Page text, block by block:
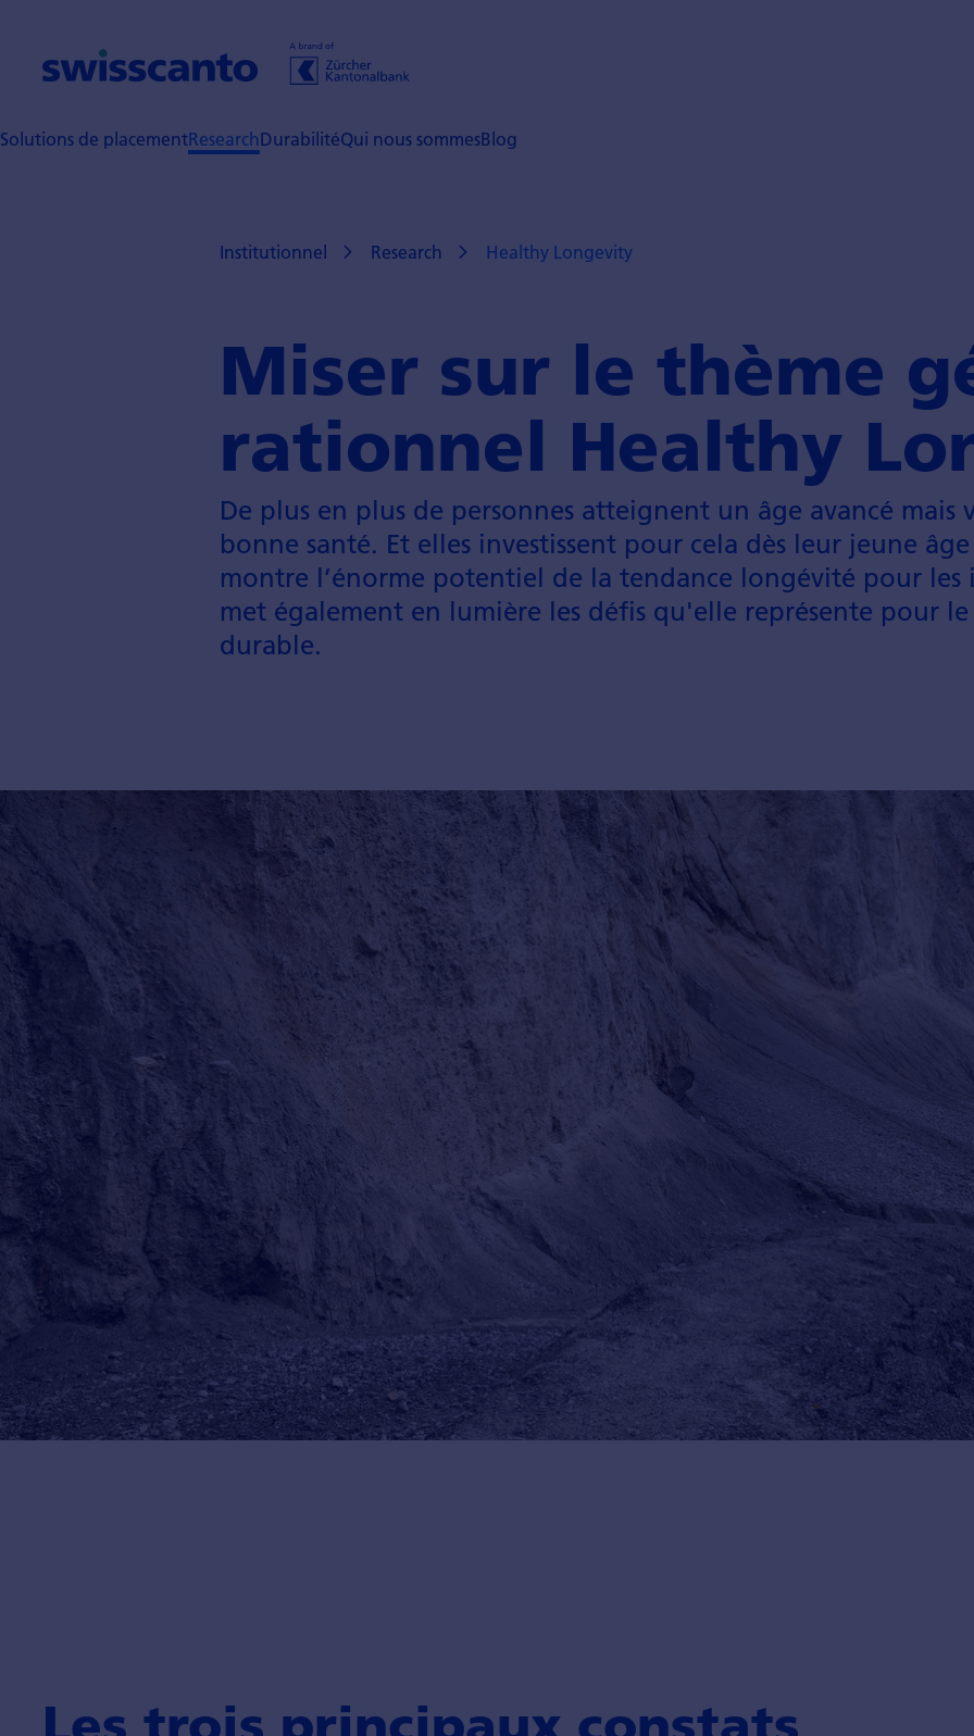
Solutions de placementResearchDurabilitéQui nous sommesBlog
Institutionnel Research Healthy Longevity
Miser sur le thème
rationnel Healthy
De plus en plus de personnes atteignent un âge avancé mais
bonne santé. Et elles inves­tissent pour cela dès leur jeune
montre l’énorme potentiel de la ten­dance longé­vité pour les
met égale­ment en lumière les défis qu'elle représente pour
durable.